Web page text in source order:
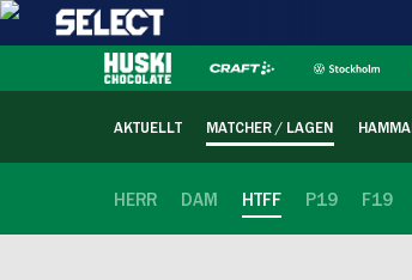
AKTUELLT MATCHER / LAGEN
HERR DAM HTFF P19 F19